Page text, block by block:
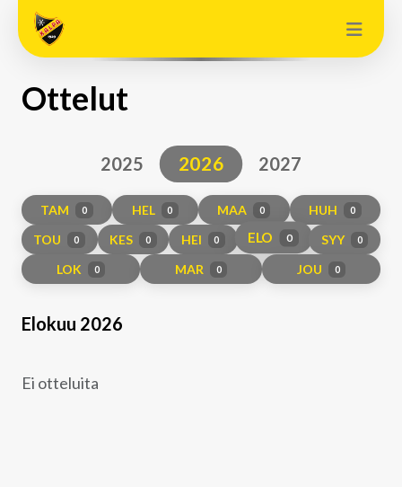
Ottelut
2025 2026 2027
TAM 0 HEL 0 MAA 0 HUH 0
TOU 0 KES 0 HEI 0 ELO 0 SYY 0
LOK 0 MAR 0 JOU 0
Elokuu 2026
Ei otteluita